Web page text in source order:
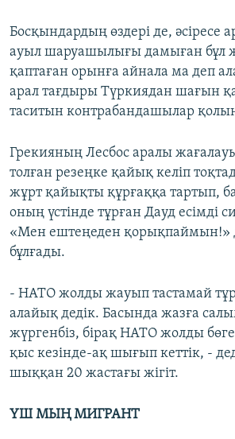
Босқындардың өздері де, әсіресе
ауыл шаруашылығы дамыған бұл
қаптаған орынға айнала ма деп
арал тағдыры Түркиядан шағын
таситын контрабандашылар
Грекияның Лесбос аралы
толған резеңке қайық келіп
жұрт қайықты құрғаққа тартып,
оның үстінде тұрған Дауд есімді
«Мен ештеңеден қорықпаймын!»
бұлғады.
- НАТО жолды жауып тастамай
алайық дедік. Басында жазға
жүргенбіз, бірақ НАТО жолды
қыс кезінде-ақ шығып кеттік, -
шыққан 20 жастағы жігіт.
ҮШ МЫҢ МИГРАНТ